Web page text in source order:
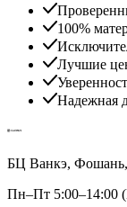
100%
Лучшие
Надежная
БЦ Ванкэ,
Пн–Пт 5:00–14:00